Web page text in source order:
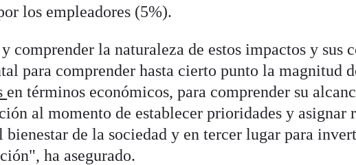
los empleadores (5%).
comprender la naturaleza de estos impactos y sus
para comprender hasta cierto punto la magnitud
en términos económicos, para comprender su
al momento de establecer prioridades y asignar
bienestar de la sociedad y en tercer lugar para
ha asegurado.